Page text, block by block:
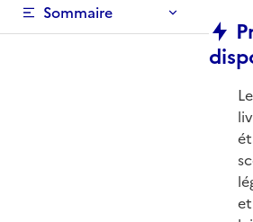
Sommaire